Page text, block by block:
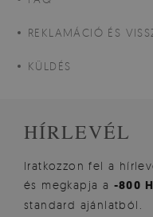
REKLAMÁCIÓ ÉS
KÜLDÉS
HÍRLEVÉL
Iratkozzon fel a
és megkapja a -800
standard ajánlatból.